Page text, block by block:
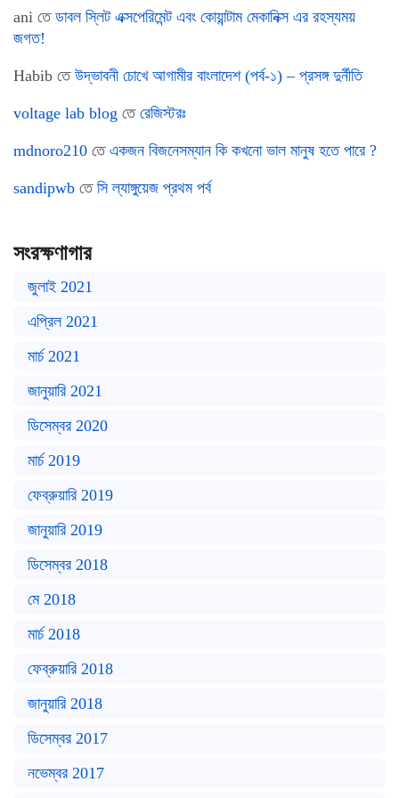
ani তে ডাবল স্লিট এক্সপেরিমেন্ট এবং কোয়ান্টাম মেকানিক্স এর রহস্যময়
জগত!
Habib তে উদ্ভাবনী চোখে আগামীর বাংলাদেশ (পর্ব-১) – প্রসঙ্গ দুর্নীতি
voltage lab blog তে রেজিস্টরঃ
mdnoro210 তে একজন বিজনেসম্যান কি কখনো ভাল মানুষ হতে পারে ?
sandipwb তে সি ল্যাঙ্গুয়েজ প্রথম পর্ব
সংরক্ষণাগার
জুলাই 2021
এপ্রিল 2021
মার্চ 2021
জানুয়ারি 2021
ডিসেম্বর 2020
মার্চ 2019
ফেব্রুয়ারি 2019
জানুয়ারি 2019
ডিসেম্বর 2018
মে 2018
মার্চ 2018
ফেব্রুয়ারি 2018
জানুয়ারি 2018
ডিসেম্বর 2017
নভেম্বর 2017